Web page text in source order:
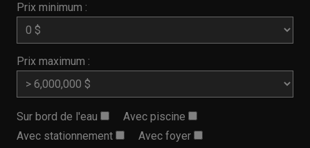
Prix minimum :
Prix maximum :
Sur bord de l'eau
Avec piscine
Avec stationnement
Avec foyer